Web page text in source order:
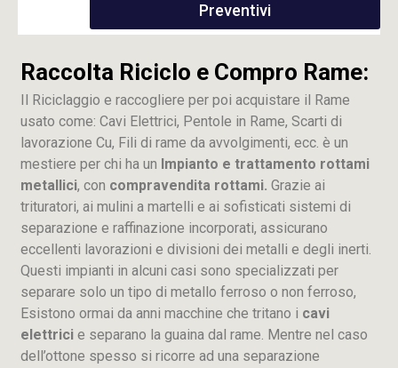
Preventivi
Raccolta Riciclo e Compro Rame:
Il Riciclaggio e raccogliere per poi acquistare il Rame
usato come: Cavi Elettrici, Pentole in Rame, Scarti di
lavorazione Cu, Fili di rame da avvolgimenti, ecc. è un
mestiere per chi ha un Impianto e trattamento rottami
metallici, con compravendita rottami. Grazie ai
trituratori, ai mulini a martelli e ai sofisticati sistemi di
separazione e raffinazione incorporati, assicurano
eccellenti lavorazioni e divisioni dei metalli e degli inerti.
Questi impianti in alcuni casi sono specializzati per
separare solo un tipo di metallo ferroso o non ferroso,
Esistono ormai da anni macchine che tritano i cavi
elettrici e separano la guaina dal rame. Mentre nel caso
dell’ottone spesso si ricorre ad una separazione